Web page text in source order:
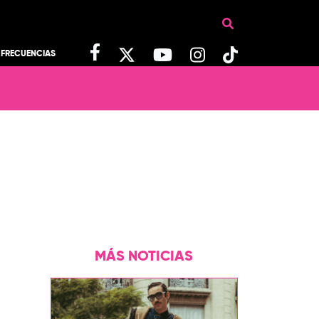
FRECUENCIAS
MÁS NOTICIAS